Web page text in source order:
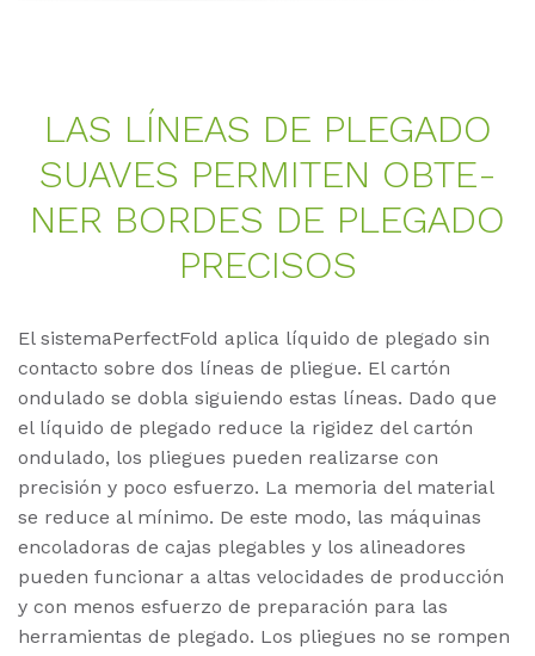
LAS LÍNEAS DE PLE­GA­DO
SUA­VES PER­MI­TEN OB­TE­
NER BOR­DES DE PLE­GA­DO
PRE­CI­SOS
El sistemaPerfectFold aplica líquido de plegado sin
contacto sobre dos líneas de pliegue. El cartón
ondulado se dobla siguiendo estas líneas. Dado que
el líquido de plegado reduce la rigidez del cartón
ondulado, los pliegues pueden realizarse con
precisión y poco esfuerzo. La memoria del material
se reduce al mínimo. De este modo, las máquinas
encoladoras de cajas plegables y los alineadores
pueden funcionar a altas velocidades de producción
y con menos esfuerzo de preparación para las
herramientas de plegado. Los pliegues no se rompen